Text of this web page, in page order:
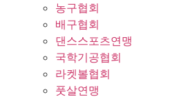
농구협회
배구협회
댄스스포츠연맹
국학기공협회
라켓볼협회
풋살연맹